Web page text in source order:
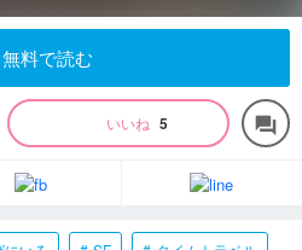
無料で読む
いいね 5 forum